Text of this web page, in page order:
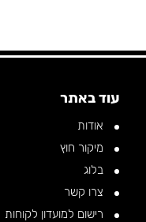
•RELAX, KAPARA •
אודות
מיקור חוץ
בלוג
צרו קשר